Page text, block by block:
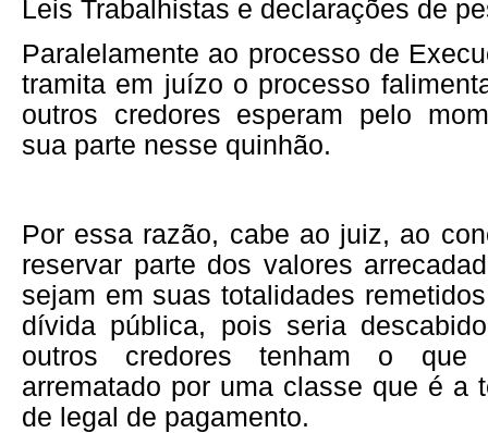
Leis Trabalhistas e declarações de
Paralelamente ao processo de
tramita em juízo o processo
outros credores esperam pelo
sua parte nesse quinhão.
Por essa razão, cabe ao juiz, ao
reservar parte dos valores
sejam em suas totalidades
dívida pública, pois seria
outros credores tenham o
arrematado por uma classe que é a
de legal de pagamento.